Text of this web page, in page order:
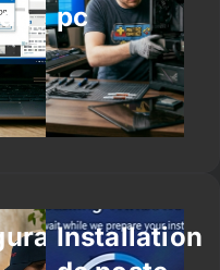
pc
Installation